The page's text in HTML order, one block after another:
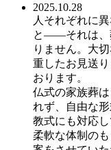
2025.10.28
人それぞれに
と――それは、
りません。大
重したお見送
おります。
仏式の家族葬
れず、自由な
教式にも対応
柔軟な体制の